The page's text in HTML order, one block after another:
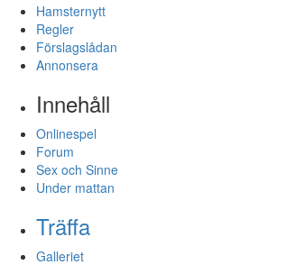
Hamsternytt
Regler
Förslagslådan
Annonsera
Innehåll
Onlinespel
Forum
Sex och Sinne
Under mattan
Träffa
Galleriet